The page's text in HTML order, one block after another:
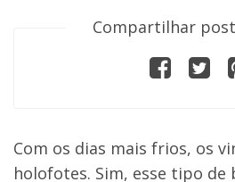
Compartilhar
Com os dias mais frios, os
holofotes. Sim, esse tipo de